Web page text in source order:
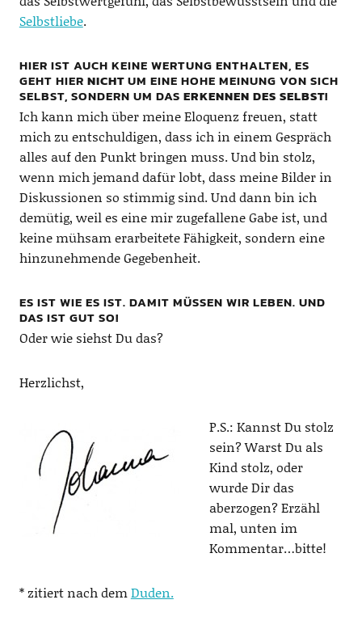
Selbstliebe.
HIER IST AUCH KEINE WERTUNG ENTHALTEN, ES
GEHT HIER NICHTUM EINE HOHE MEINUNG VON SICH
SELBST, SONDERN UM DAS ERKENNEN DES SELBST!
Ich kann mich über meine Eloquenz freuen, statt
mich zu entschuldigen, dass ich in einem Gespräch
alles auf den Punkt bringen muss. Und bin stolz,
wenn mich jemand dafür lobt, dass meine Bilder in
Diskussionen so stimmig sind. Und dann bin ich
demütig, weil es eine mir zugefallene Gabe ist, und
keine mühsam erarbeitete Fähigkeit, sondern eine
hinzunehmende Gegebenheit.
ES IST WIE ES IST. DAMIT MÜSSEN WIR LEBEN. UND
DAS IST GUT SO!
Oder wie siehst Du das?
Herzlichst,
P.S.: Kannst Du stolz
sein? Warst Du als
Kind stolz, oder
wurde Dir das
aberzogen? Erzähl
mal, unten im
Kommentar…bitte!
* zitiert nach demDuden.